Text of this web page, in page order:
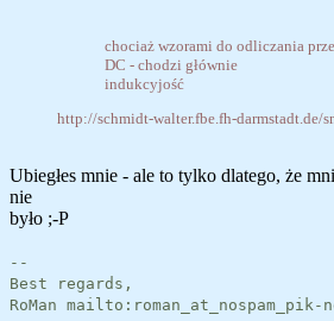
chociaż wzorami do odliczania
DC - chodzi głównie
indukcyjość
http://schmidt-walter.fbe.fh-darmstadt.de/
Ubiegłes mnie - ale to tylko dlatego, że
nie
było ;-P
--
Best regards,
RoMan